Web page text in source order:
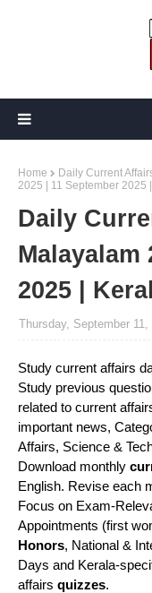
Home Daily Current
2025 | 11 September 2025
Daily
Malayalam
2025 |
Thursday, September 11,
Study current affairs
Study previous
related to current
important news,
Affairs, Science &
Download monthly
English. Revise each
Focus on Exam-
Appointments (first
Honors, National &
Days and Kerala-
affairs quizzes.